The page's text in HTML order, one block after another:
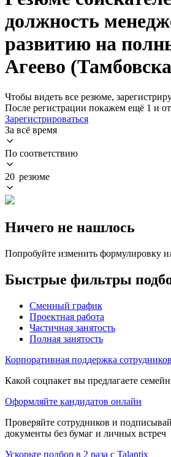
должность
развитию на
Агеево
Чтобы видеть все резюме,
После регистрации покажем ещё 1 и
Зарегистрироваться
За всё время
По соответствию
20 резюме
Ничего не нашлось
Попробуйте изменить формулировку
Быстрые фильтры
Сменный график
Проектная работа
Частичная занятость
Полная занятость
Корпоративная поддержка сотрудников
Какой соцпакет вы предлагаете
Оформляйте кандидатов онлайн
Проверяйте сотрудников и
документы без бумаг и личных встреч
Ускорьте подбор в 2 раза с Talantix